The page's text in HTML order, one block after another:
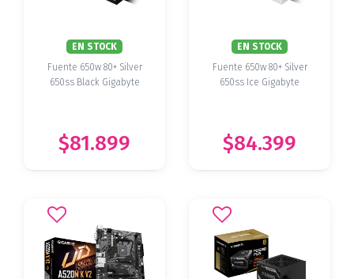
EN STOCK
Fuente 650w 80+ Silver
650ss Black Gigabyte
$81.899
EN STOCK
Fuente 650w 80+ Silver
650ss Ice Gigabyte
$84.399